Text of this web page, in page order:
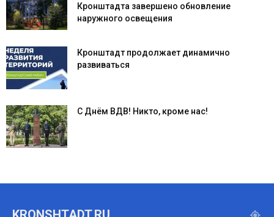
Кронштадта завершено обновление
наружного освещения
Кронштадт продолжает динамично
развиваться
С Днём ВДВ! Никто, кроме нас!